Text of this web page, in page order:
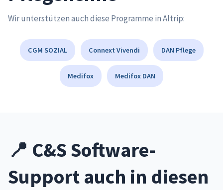
Wir unterstützen auch diese Programme in Altrip:
CGM SOZIAL Connext Vivendi DAN Pflege
Medifox Medifox DAN
📍 C&S Software-
Support auch in diesen